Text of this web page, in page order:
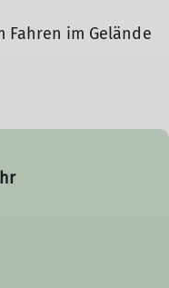
Fahren im Gelände